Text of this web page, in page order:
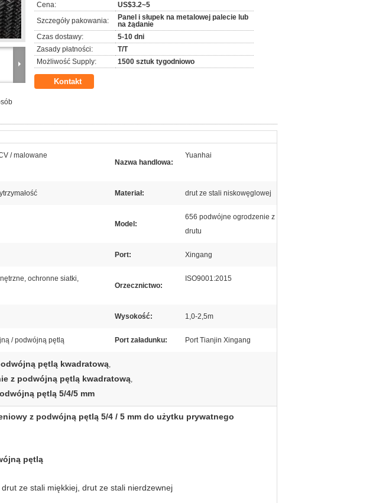
Cena:
US$3.2~5
Szczegóły pakowania:
Panel i słupek na metalowej palecie lub
na żądanie
Czas dostawy:
5-10 dni
Zasady płatności:
T/T
Możliwość Supply:
1500 sztuk tygodniowo
Kontakt
/ malowane
Nazwa handlowa:
Yuanhai
Materiał: drut ze stali niskowęglowej
Model:
656 podwójne ogrodzenie z
drutu
Port: Xingang
ochronne siatki,
Orzecznictwo:
ISO9001:2015
Wysokość: 1,0-2,5m
/ podwójną pętlą Port załadunku: Port Tianjin Xingang
pętlą kwadratową,
z podwójną pętlą kwadratową,
pętlą 5/4/5 mm
z podwójną pętlą 5/4 / 5 mm do użytku prywatnego
pętlą
ze stali miękkiej, drut ze stali nierdzewnej